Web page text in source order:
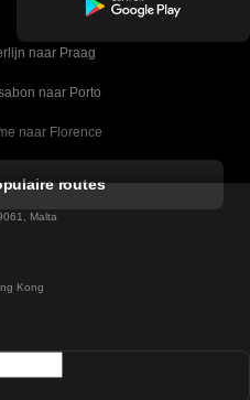
naar Praag
naar Porto
naar Florence
naar Barcelona
naar Wenen
routes
Malta
Kong